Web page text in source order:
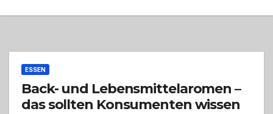
ESSEN
Back- und Lebensmittelaromen –
das sollten Konsumenten wissen